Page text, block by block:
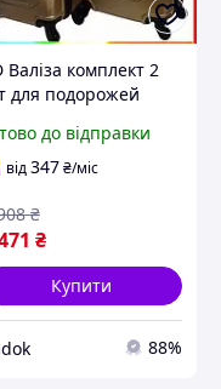
Валіза комплект 2
для подорожей
ручкою
колесами Sadok top
до відправки
від347₴/міс
₴
₴
Купити
88%